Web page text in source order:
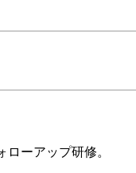
ーアップ研修。